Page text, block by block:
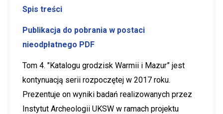
Spis treści
Publikacja do pobrania w postaci
nieodpłatnego PDF
Tom 4. "Katalogu grodzisk Warmii i Mazur” jest
kontynuacją serii rozpoczętej w 2017 roku.
Prezentuje on wyniki badań realizowanych przez
Instytut Archeologii UKSW w ramach projektu